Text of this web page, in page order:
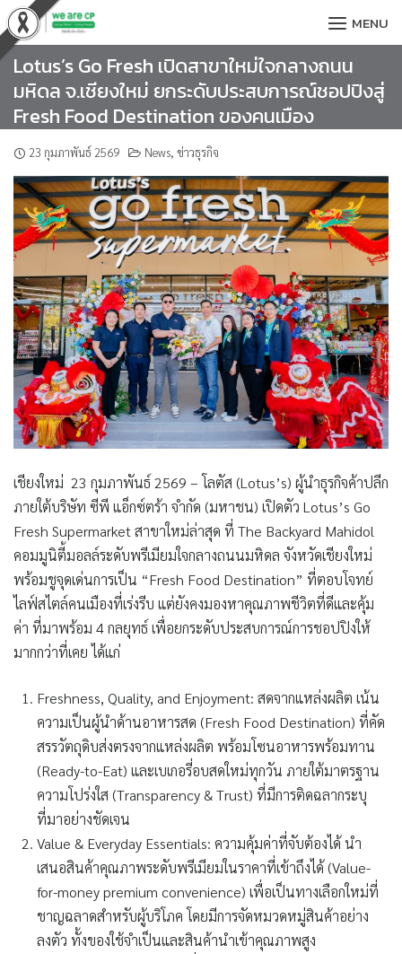
Skip
to
content
MENU
Lotus’s Go Fresh เปิดสาขาใหม่ใจกลางถนน
มหิดล จ.เชียงใหม่ ยกระดับประสบการณ์ชอปปิงสู่
Fresh Food Destination ของคนเมือง
23 กุมภาพันธ์ 2569 News, ข่าวธุรกิจ
เชียงใหม่ 23 กุมภาพันธ์ 2569 – โลตัส (Lotus’s) ผู้นำธุรกิจค้าปลีก
ภายใต้บริษัท ซีพี แอ็กซ์ตร้า จำกัด (มหาชน) เปิดตัว Lotus’s Go
Fresh Supermarketสาขาใหม่ล่าสุด ที่ The Backyard Mahidol
คอมมูนิตี้มอลล์ระดับพรีเมียมใจกลางถนนมหิดล จังหวัดเชียงใหม่
พร้อมชูจุดเด่นการเป็น “Fresh Food Destination” ที่ตอบโจทย์
ไลฟ์สไตล์คนเมืองที่เร่งรีบ แต่ยังคงมองหาคุณภาพชีวิตที่ดีและคุ้ม
ค่า ที่มาพร้อม 4 กลยุทธ์ เพื่อยกระดับประสบการณ์การชอปปิงให้
มากกว่าที่เคย ได้แก่
Freshness, Quality, and Enjoyment: สดจากแหล่งผลิต เน้น
ความเป็นผู้นำด้านอาหารสด (Fresh Food Destination) ที่คัด
สรรวัตถุดิบส่งตรงจากแหล่งผลิต พร้อมโซนอาหารพร้อมทาน
(Ready-to-Eat) และเบเกอรี่อบสดใหม่ทุกวัน ภายใต้มาตรฐาน
ความโปร่งใส (Transparency & Trust) ที่มีการติดฉลากระบุ
ที่มาอย่างชัดเจน
Value & Everyday Essentials: ความคุ้มค่าที่จับต้องได้นำ
เสนอสินค้าคุณภาพระดับพรีเมียมในราคาที่เข้าถึงได้ (Value-
for-money premium convenience) เพื่อเป็นทางเลือกใหม่ที่
ชาญฉลาดสำหรับผู้บริโภค โดยมีการจัดหมวดหมู่สินค้าอย่าง
ลงตัว ทั้งของใช้จำเป็นและสินค้านำเข้าคุณภาพสูง